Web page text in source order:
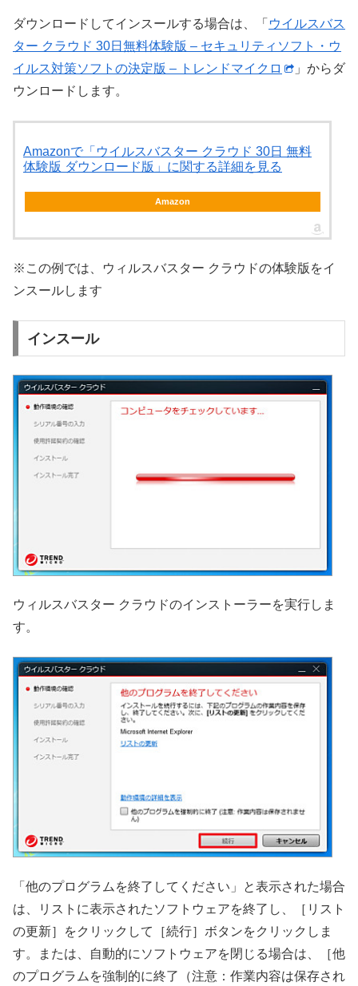
ダウンロードしてインスールする場合は、「 ウイルスバス
ター クラウド 30日無料体験版 – セキュリティソフト・ウ
イルス対策ソフトの決定版 – トレンドマイクロ
」からダ
ウンロードします。
Amazonで「ウイルスバスター クラウド 30日 無料
体験版 ダウンロード版」に関する詳細を見る
Amazon
※この例では、ウィルスバスター クラウドの体験版をイ
ンスールします
インスール
ウィルスバスター クラウドのインストーラーを実行しま
す。
「他のプログラムを終了してください」と表示された場合
は、リストに表示されたソフトウェアを終了し、［リスト
の更新］をクリックして［続行］ボタンをクリックしま
す。または、自動的にソフトウェアを閉じる場合は、［他
のプログラムを強制的に終了（注意：作業内容は保存され